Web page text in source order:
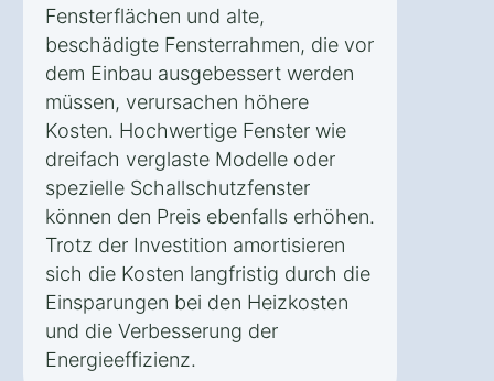
Fensterflächen und alte,
beschädigte Fensterrahmen, die vor
dem Einbau ausgebessert werden
müssen, verursachen höhere
Kosten. Hochwertige Fenster wie
dreifach verglaste Modelle oder
spezielle Schallschutzfenster
können den Preis ebenfalls erhöhen.
Trotz der Investition amortisieren
sich die Kosten langfristig durch die
Einsparungen bei den Heizkosten
und die Verbesserung der
Energieeffizienz.